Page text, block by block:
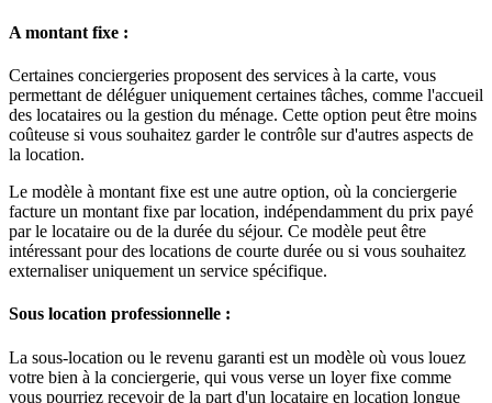
A montant fixe :
Certaines conciergeries proposent des services à la carte, vous
permettant de déléguer uniquement certaines tâches, comme l'accueil
des locataires ou la gestion du ménage. Cette option peut être moins
coûteuse si vous souhaitez garder le contrôle sur d'autres aspects de
la location.
Le modèle à montant fixe est une autre option, où la conciergerie
facture un montant fixe par location, indépendamment du prix payé
par le locataire ou de la durée du séjour. Ce modèle peut être
intéressant pour des locations de courte durée ou si vous souhaitez
externaliser uniquement un service spécifique.
Sous location professionnelle :
La sous-location ou le revenu garanti est un modèle où vous louez
votre bien à la conciergerie, qui vous verse un loyer fixe comme
vous pourriez recevoir de la part d'un locataire en location longue